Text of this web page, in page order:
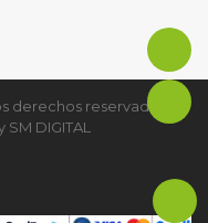
derechos reservados
SM DIGITAL